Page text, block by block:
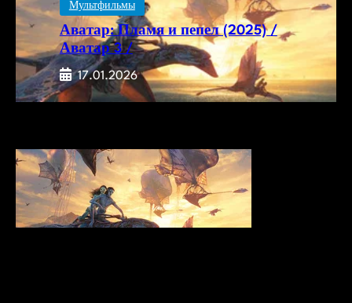
Мультфильмы
Аватар: Пламя и пепел (2025) /
Аватар 3 /
17.01.2026